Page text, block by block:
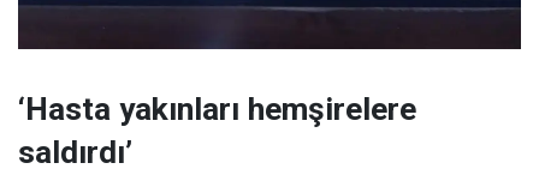
‘Hasta yakınları hemşirelere
saldırdı’